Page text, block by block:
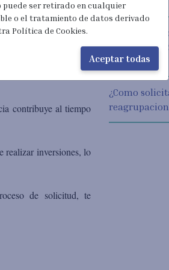
de residencia no
en 2.400 euros al
en forma de
contribuye al tiempo
realizar inversiones, lo
de solicitud, te
What is the
Certificate in
you need it?
¿Como
puede ser retirado en cualquier
o el tratamiento de datos derivado
Política de Cookies.
Aceptar todas